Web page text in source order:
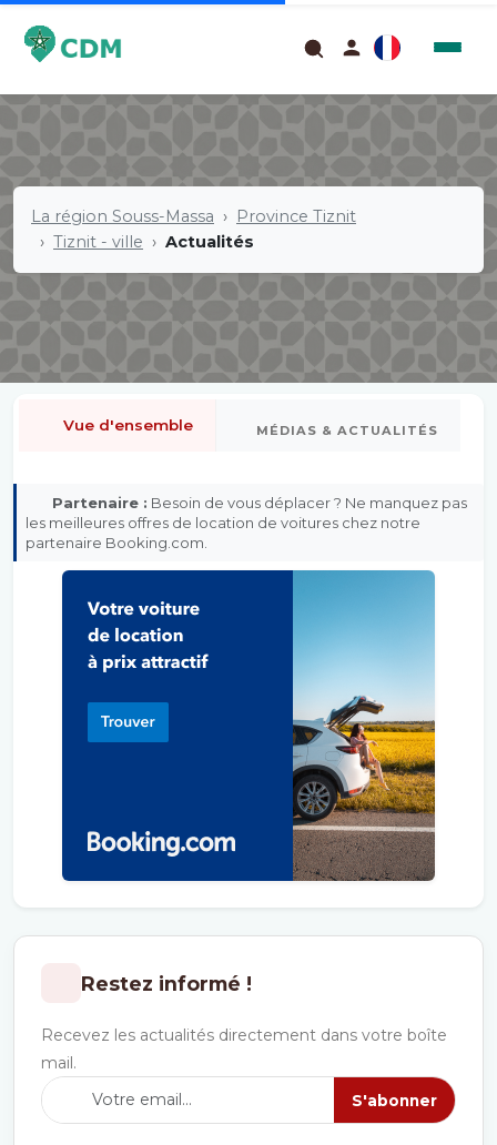
La région Souss-Massa
Province Tiznit
Tiznit - ville
Actualités
Vue d'ensemble MÉDIAS & ACTUALITÉS
Partenaire : Besoin de vous déplacer ? Ne manquez pas
les meilleures offres de location de voitures chez notre
partenaire Booking.com.
Restez informé !
Recevez les actualités directement dans votre boîte
mail.
S'abonner